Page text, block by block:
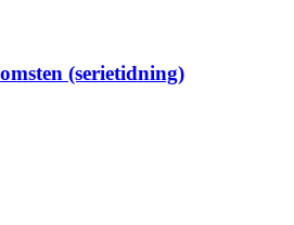
(serietidning)